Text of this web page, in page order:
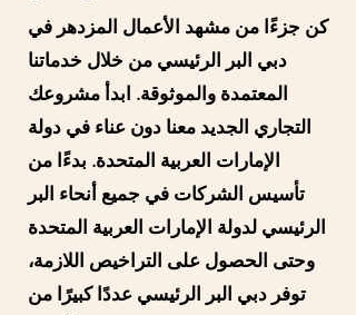
كن جزءًا من مشهد الأعمال المزدهر في
دبي البر الرئيسي من خلال خدماتنا
المعتمدة والموثوقة. ابدأ مشروعك
التجاري الجديد معنا دون عناء في دولة
الإمارات العربية المتحدة. بدءًا من
تأسيس الشركات في جميع أنحاء البر
الرئيسي لدولة الإمارات العربية المتحدة
وحتى الحصول على التراخيص اللازمة،
توفر دبي البر الرئيسي عددًا كبيرًا من